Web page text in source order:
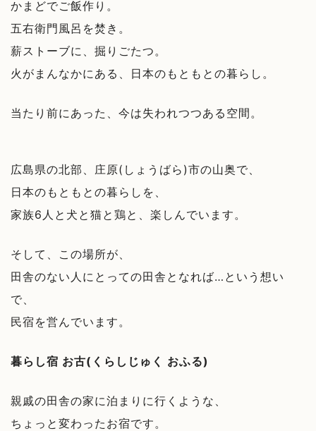
かまどでご飯作り。
五右衛門風呂を焚き。
薪ストーブに、掘りごたつ。
火がまんなかにある、日本のもともとの暮らし。
当たり前にあった、今は失われつつある空間。
広島県の北部、庄原(しょうばら)市の山奥で、
日本のもともとの暮らしを、
家族6人と犬と猫と鶏と、楽しんでいます。
そして、この場所が、
田舎のない人にとっての田舎となれば…という想い
で、
民宿を営んでいます。
暮らし宿 お古(くらしじゅく おふる)
親戚の田舎の家に泊まりに行くような、
ちょっと変わったお宿です。